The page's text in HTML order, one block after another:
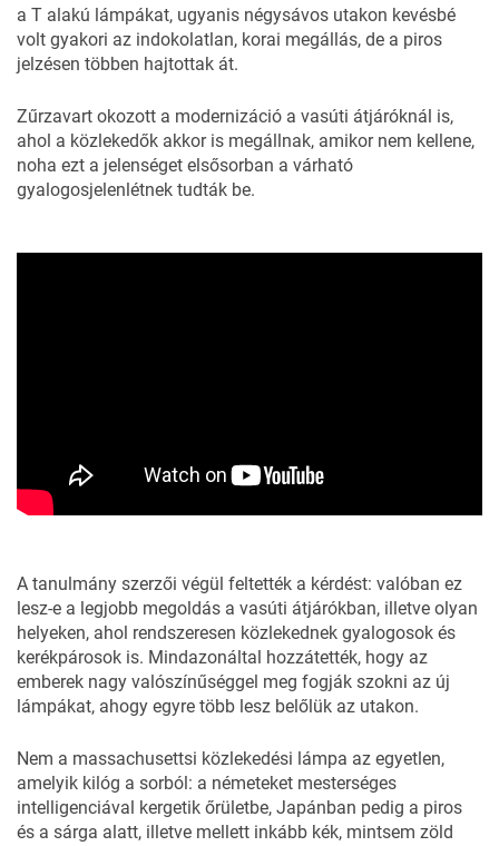
a T alakú lámpákat, ugyanis négysávos utakon kevésbé
volt gyakori az indokolatlan, korai megállás, de a piros
jelzésen többen hajtottak át.
Zűrzavart okozott a modernizáció a vasúti átjáróknál is,
ahol a közlekedők akkor is megállnak, amikor nem kellene,
noha ezt a jelenséget elsősorban a várható
gyalogosjelenlétnek tudták be.
A tanulmány szerzői végül feltették a kérdést: valóban ez
lesz-e a legjobb megoldás a vasúti átjárókban, illetve olyan
helyeken, ahol rendszeresen közlekednek gyalogosok és
kerékpárosok is. Mindazonáltal hozzátették, hogy az
emberek nagy valószínűséggel meg fogják szokni az új
lámpákat, ahogy egyre több lesz belőlük az utakon.
Nem a massachusettsi közlekedési lámpa az egyetlen,
amelyik kilóg a sorból: a németeket mesterséges
intelligenciával kergetik őrületbe, Japánban pedig a piros
és a sárga alatt, illetve mellett inkább kék, mintsem zöld